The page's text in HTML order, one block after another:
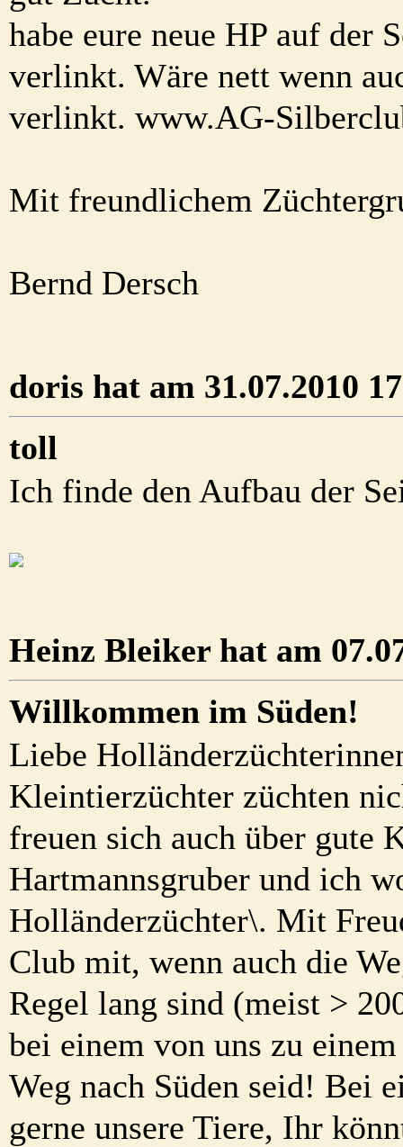
habe eure neue HP auf der
verlinkt. Wäre nett wenn
verlinkt. www.AG-
Mit freundlichem
Bernd Dersch
doris hat am 31.07.2010
toll
Ich finde den Aufbau der
Heinz Bleiker hat am
Willkommen im Süden!
Liebe
Kleintierzüchter züchten
freuen sich auch über gute
Hartmannsgruber und ich
Holländerzüchter\. Mit
Club mit, wenn auch die
Regel lang sind (meist >
bei einem von uns zu
Weg nach Süden seid! Bei
gerne unsere Tiere, Ihr